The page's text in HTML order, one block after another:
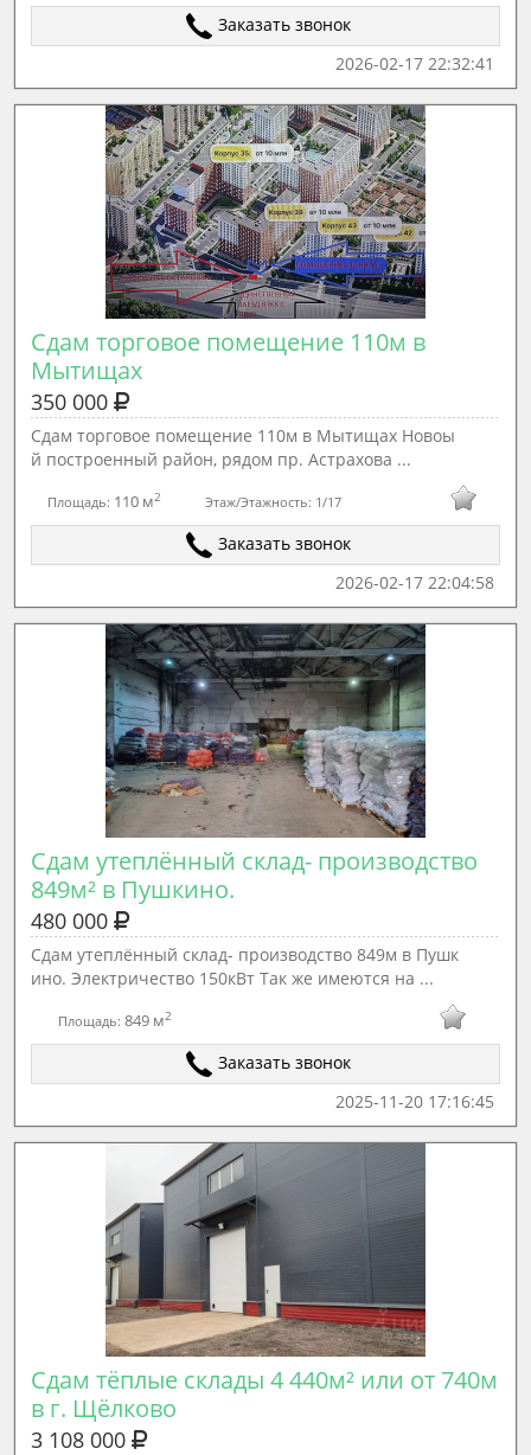
Заказать звонок
2026-02-17 22:32:41
Сдам торговое помещение 110м в
Мытищах
350 000
Сдам торговое помещение 110м в Мытищах Новоы
й построенный район, рядом пр. Астрахова ...
Площадь: 110 м2 Этаж/Этажность: 1/17
Заказать звонок
2026-02-17 22:04:58
Сдам утеплённый склад- производство
849м² в Пушкино.
480 000
Сдам утеплённый склад- производство 849м в Пушк
ино. Электричество 150кВт Тaк же имeются нa ...
Площадь:849 м2
Заказать звонок
2025-11-20 17:16:45
Сдам тёплые склады 4 440м² или от 740м
в г. Щёлково
3 108 000